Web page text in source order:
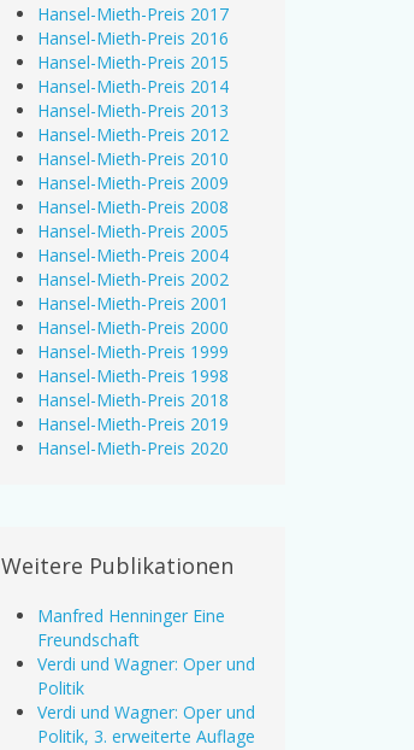
Hansel-Mieth-Preis 2017
Hansel-Mieth-Preis 2016
Hansel-Mieth-Preis 2015
Hansel-Mieth-Preis 2014
Hansel-Mieth-Preis 2013
Hansel-Mieth-Preis 2012
Hansel-Mieth-Preis 2010
Hansel-Mieth-Preis 2009
Hansel-Mieth-Preis 2008
Hansel-Mieth-Preis 2005
Hansel-Mieth-Preis 2004
Hansel-Mieth-Preis 2002
Hansel-Mieth-Preis 2001
Hansel-Mieth-Preis 2000
Hansel-Mieth-Preis 1999
Hansel-Mieth-Preis 1998
Hansel-Mieth-Preis 2018
Hansel-Mieth-Preis 2019
Hansel-Mieth-Preis 2020
Weitere Publikationen
Manfred Henninger Eine
Freundschaft
Verdi und Wagner: Oper und
Politik
Verdi und Wagner: Oper und
Politik, 3. erweiterte Auflage